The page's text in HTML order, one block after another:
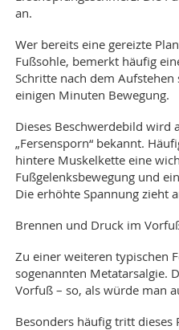
an.
Wer bereits eine gereizte
Fußsohle, bemerkt häufig
Schritte nach dem
einigen Minuten Bewegung.
Dieses Beschwerdebild wird
„Fersensporn“ bekannt.
hintere Muskelkette eine
Fußgelenksbewegung und
Die erhöhte Spannung zieht
Brennen und Druck im
Zu einer weiteren typischen
sogenannten Metatarsalgie.
Vorfuß – so, als würde man
Besonders häufig tritt dieses